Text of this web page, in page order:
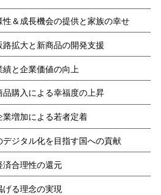
性＆成長機会の提供と家族の幸せ
路拡大と新商品の開発支援
績と企業価値の向上
品購入による幸福度の上昇
業増加による若者定着
デジタル化を目指す国への貢献
済合理性の還元
る理念の実現